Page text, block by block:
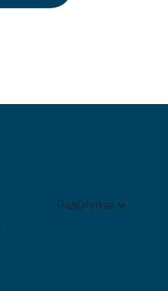
Pasiūlymai